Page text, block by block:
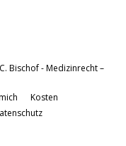
Bischof - Medizinrecht –
Kosten